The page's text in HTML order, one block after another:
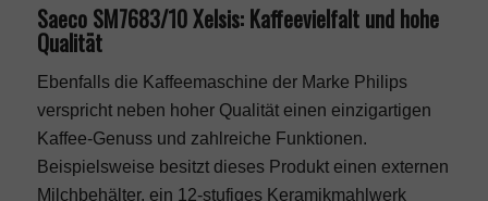
Saeco SM7683/10 Xelsis: Kaffeevielfalt und hohe
Qualität
Ebenfalls die Kaffeemaschine der Marke Philips
verspricht neben hoher Qualität einen einzigartigen
Kaffee-Genuss und zahlreiche Funktionen.
Beispielsweise besitzt dieses Produkt einen externen
Milchbehälter, ein 12-stufiges Keramikmahlwerk